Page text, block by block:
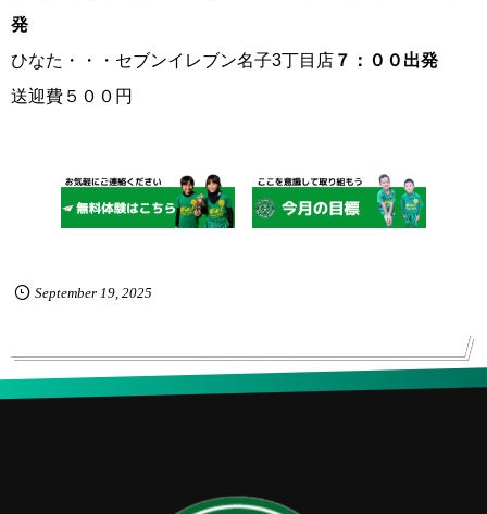
発
ひなた・・・セブンイレブン名子3丁目店 ７：００出発
送迎費５００円
September 19, 2025